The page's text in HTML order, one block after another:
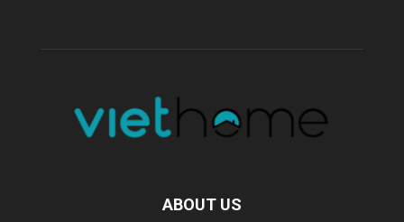
ABOUT US